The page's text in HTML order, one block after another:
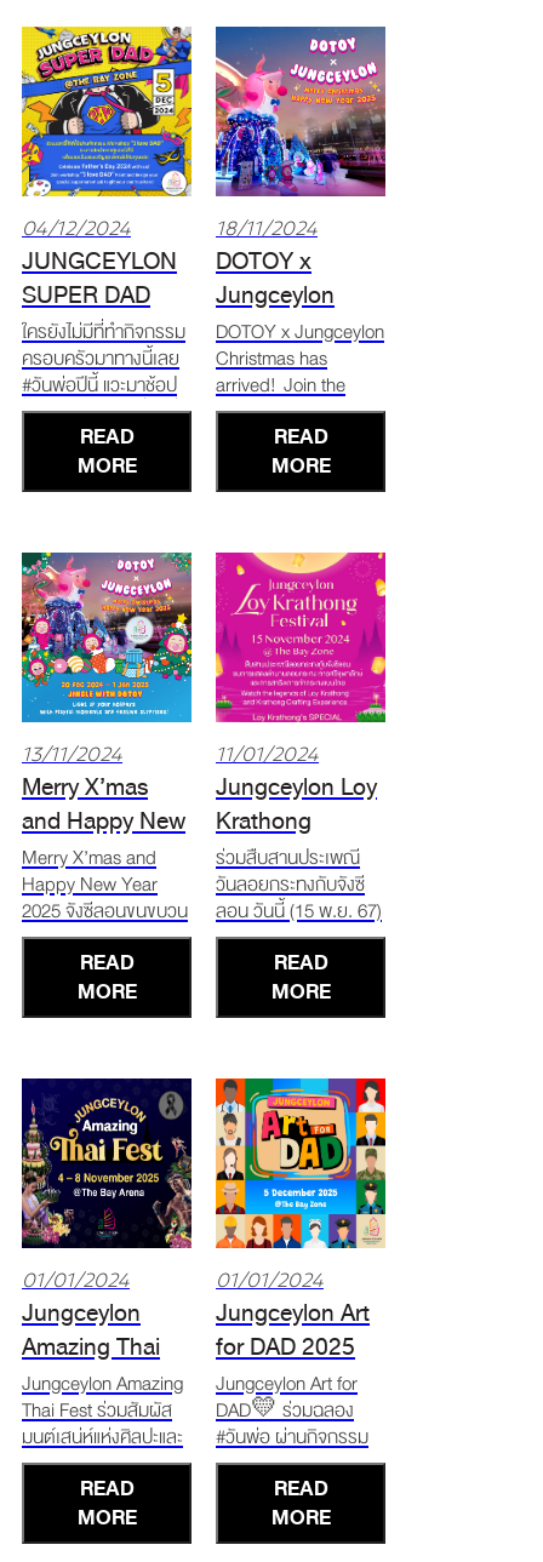
แลนด์
#Newfoundland คอเค
เซียน เชพเพิร์ด
#CaucasianShepherd
อลา
แดนมหัศจรรย์แห่งความ
ฝัน เวลา 17.00 น ณ
หาดป่าตอง เวลา 20.00
น. และ 21.00 ณ ลาน
The Bay
04/12/2024
JUNGCEYLON
SUPER DAD
ใครยังไม่มีที่ทำกิจกรรม
ครอบครัวมาทางนี้เลย
#วันพ่อปีนี้ แวะมาช้อป
ปิ้งและพาพ่อมาเที่ยวที่
จังซีลอน! 5 Dec 2024
The Bay Zone พร้อม
ทำกิจกรรมสุดพิเศษ
กิจกรรม Workshop “I
love DAD” ระบาย
สีหน้ากากซูเปอร์ฮีโร่
เพื่อมอ
READ
MORE
18/11/2024
DOTOY x
Jungceylon
Christmas has
arrived!
DOTOY x Jungceylon
Christmas has
arrived! Join the
holiday with magic
and Angel Boy.
Come capture the
moment, share the
this festive together!
NOW - 5 Jan 2025
Jungceylon, Patong
Phuket
READ
MORE
13/11/2024
Merry X’mas
and Happy New
Year 2025
Merry X’mas and
Happy New Year
2025 จังซีลอนขนขบวน
ความสนุกสนานและ
ความบันเทิงอีก
มากมาย! . Unbox
Santas Treasure 20
ช้อปครบ 3,000 บาท*
ขึ้นไป นำใบเสร็จมาสนุก
ต่อกับ Bubble Game
ลุ้นรับ Angle Boy -
DOTOY Limited
READ
MORE
11/01/2024
Jungceylon Loy
Krathong
Festival
ร่วมสืบสานประเพณี
วันลอยกระทงกับจังซี
ลอน วันนี้ (15 พ.ย. 67)
The Bay Zone ชมการ
แสดงตำนานลอยกระทง
ท้าวศรีจุฬาลักษ์ เวลา
16.00 และ 19.00 น.
แบบไทย ตั้งแต่เวลา
11.00 - 18.00 น. พิเศษ
เมื่อช้อปครบ 1,000
บาท
READ
MORE
01/01/2024
Jungceylon
Amazing Thai
Fest 2025
Jungceylon Amazing
Thai Fest ร่วมสัมผัส
มนต์เสน่ห์แห่งศิลปะและ
วัฒนธรรมไทยใกล้ชิด
กว่าที่เคย! 📅4 – 8
พฤศจิกายน 2568 📍
ณ ลานกิจกรรมเดอะ
READ
MORE
01/01/2024
Jungceylon Art
for DAD 2025
Jungceylon Art for
DAD💛 ร่วมฉลอง
#วันพ่อ ผ่านกิจกรรม
"Love Letters to Dad"
ชวนน้องๆ มาระบายสี
ตัวอักษร D-A-D ส่ง
ความรักถึงฮีโร่ของ
READ
MORE